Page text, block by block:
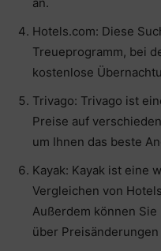
Hotels.com: Diese
Treueprogramm, bei
kostenlose
Trivago: Trivago ist
Preise auf
um Ihnen das beste
Kayak: Kayak ist eine
Vergleichen von
Außerdem können
über